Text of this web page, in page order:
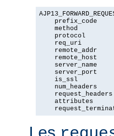
prefix_code
method
protocol
req_uri
remote_addr
remote_host
server_name
server_port
is_ssl
num_headers
attributes
Les